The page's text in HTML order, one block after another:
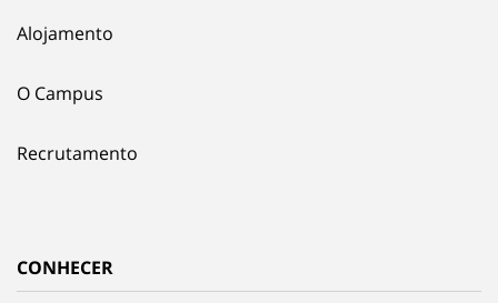
Alojamento
O Campus
Recrutamento
CONHECER